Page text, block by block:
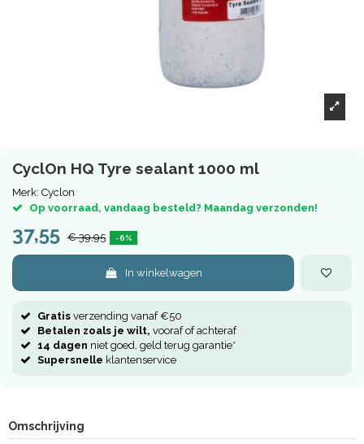
CyclOn HQ Tyre sealant 1000 ml
Merk: Cyclon
Op voorraad, vandaag besteld? Maandag verzonden!
37,55 € 39,95 -6%
In winkelwagen
Gratis verzending vanaf €50
Betalen zoals je wilt, vooraf of achteraf
14 dagen niet goed, geld terug garantie*
Supersnelle klantenservice
Omschrijving